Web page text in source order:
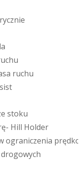
rycznie
la
uchu
sa ruchu
sist
e stoku
ę- Hill Holder
ograniczenia prędko
drogowych